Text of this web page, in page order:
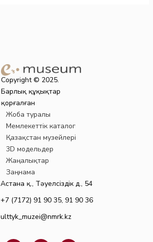
Copyright © 2025.
Барлық құқықтар
қорғалған
Жоба туралы
Мемлекеттік каталог
Қазақстан музейлері
3D модельдер
Жаңалықтар
Заңнама
Астана қ., Тәуелсіздік д., 54
+7 (7172) 91 90 35, 91 90 36
ulttyk_muzei@nmrk.kz